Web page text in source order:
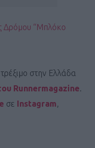
Δρόμου “Μπλόκο
στην Ελλάδα
Runnermagazine.
σε Instagram,